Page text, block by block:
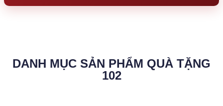
DANH MỤC SẢN PHẨM QUÀ TẶNG
102